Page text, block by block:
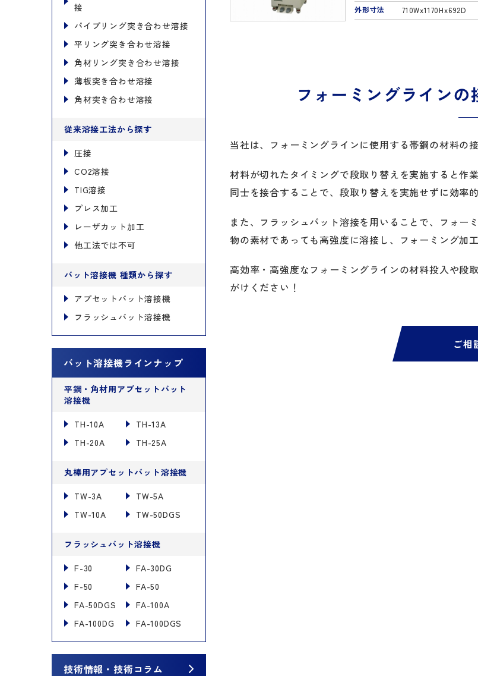
接
パイプリング突き合わせ溶接
平リング突き合わせ溶接
角材リング突き合わせ溶接
薄板突き合わせ溶接
角材突き合わせ溶接
従来溶接工法から探す
圧接
CO2溶接
TIG溶接
プレス加工
レーザカット加工
他工法では不可
バット溶接機 種類から探す
アプセットバット溶接機
フラッシュバット溶接機
バット溶接機ラインナップ
平鋼・角材用アプセットバット
溶接機
TH-10A
TH-13A
TH-20A
TH-25A
丸棒用アプセットバット溶接機
TW-3A
TW-5A
TW-10A
TW-50DGS
フラッシュバット溶接機
F-30
FA-30DG
F-50
FA-50
FA-50DGS
FA-100A
FA-100DG
FA-100DGS
技術情報・技術コラム
外形寸法
710Wx1170Hx692D
フォーミングラインの
当社は、フォーミングラインに使用する帯鋼の材料の
材料が切れたタイミングで段取り替えを実施すると作
同士を接合することで、段取り替えを実施せずに効率
また、フラッシュバット溶接を用いることで、フォー
物の素材であっても高強度に溶接し、フォーミング加
高効率・高強度なフォーミングラインの材料投入や段
がけください！
ご相